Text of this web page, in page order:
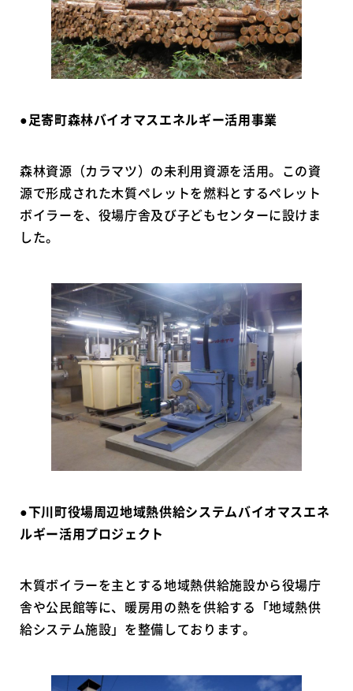
●足寄町森林バイオマスエネルギー活用事業
森林資源（カラマツ）の未利用資源を活用。この資
源で形成された木質ペレットを燃料とするペレット
ボイラーを、役場庁舎及び子どもセンターに設けま
した。
●下川町役場周辺地域熱供給システムバイオマスエネ
ルギー活用プロジェクト
木質ボイラーを主とする地域熱供給施設から役場庁
舎や公民館等に、暖房用の熱を供給する「地域熱供
給システム施設」を整備しております。